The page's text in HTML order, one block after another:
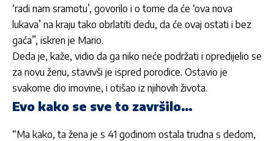
‘radi nam sramotu’, govorilo i o tome da će ‘ova nova
lukava’ na kraju tako obrlatiti dedu, da će ovaj ostati i bez
gaća”, iskren je Mario.
Deda je, kaže, vidio da ga niko neće podržati i opredijelio se
za novu ženu, stavivši je ispred porodice. Ostavio je
svakome dio imovine, i otišao iz njihovih života.
Evo kako se sve to završilo…
“Ma kako, ta žena je s 41 godinom ostala trudna s dedom,